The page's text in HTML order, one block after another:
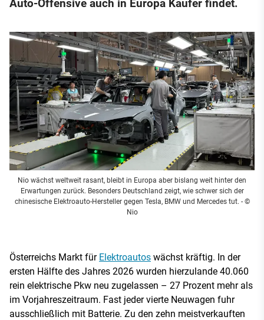
Auto-Offensive auch in Europa Käufer findet.
Nio wächst weltweit rasant, bleibt in Europa aber bislang weit hinter den
Erwartungen zurück. Besonders Deutschland zeigt, wie schwer sich der
chinesische Elektroauto-Hersteller gegen Tesla, BMW und Mercedes tut. - ©
Nio
Österreichs Markt für Elektroautos wächst kräftig. In der
ersten Hälfte des Jahres 2026 wurden hierzulande 40.060
rein elektrische Pkw neu zugelassen – 27 Prozent mehr als
im Vorjahreszeitraum. Fast jeder vierte Neuwagen fuhr
ausschließlich mit Batterie. Zu den zehn meistverkauften